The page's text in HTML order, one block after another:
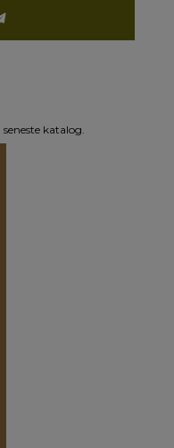
katalog.